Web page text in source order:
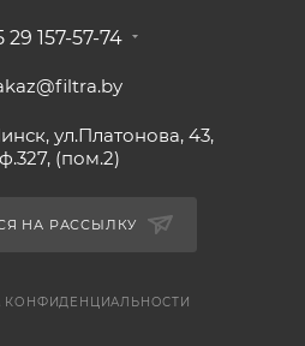
29 157-57-74
ул.Платонова, 43,
(пом.2)
НА РАССЫЛКУ
КОНФИДЕНЦИАЛЬНОСТИ